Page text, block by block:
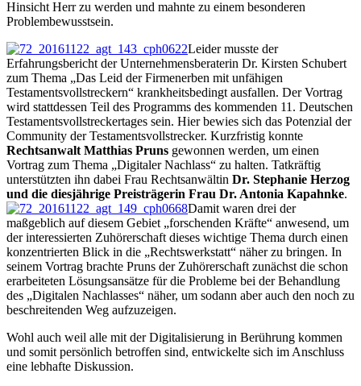
Hinsicht Herr zu werden und mahnte zu einem besonderen
Problembewusstsein.
Leider musste der
Erfahrungsbericht der Unternehmensberaterin Dr. Kirsten Schubert
zum Thema „Das Leid der Firmenerben mit unfähigen
Testamentsvollstreckern“ krankheitsbedingt ausfallen. Der Vortrag
wird stattdessen Teil des Programms des kommenden 11. Deutschen
Testamentsvollstreckertages sein. Hier bewies sich das Potenzial der
Community der Testamentsvollstrecker. Kurzfristig konnte
Rechtsanwalt Matthias Pruns gewonnen werden, um einen
Vortrag zum Thema „Digitaler Nachlass“ zu halten. Tatkräftig
unterstützten ihn dabei Frau Rechtsanwältin Dr. Stephanie Herzog
und die diesjährige Preisträgerin Frau Dr. Antonia Kapahnke.
Damit waren drei der
maßgeblich auf diesem Gebiet „forschenden Kräfte“ anwesend, um
der interessierten Zuhörerschaft dieses wichtige Thema durch einen
konzentrierten Blick in die „Rechtswerkstatt“ näher zu bringen. In
seinem Vortrag brachte Pruns der Zuhörerschaft zunächst die schon
erarbeiteten Lösungsansätze für die Probleme bei der Behandlung
des „Digitalen Nachlasses“ näher, um sodann aber auch den noch zu
beschreitenden Weg aufzuzeigen.
Wohl auch weil alle mit der Digitalisierung in Berührung kommen
und somit persönlich betroffen sind, entwickelte sich im Anschluss
eine lebhafte Diskussion.